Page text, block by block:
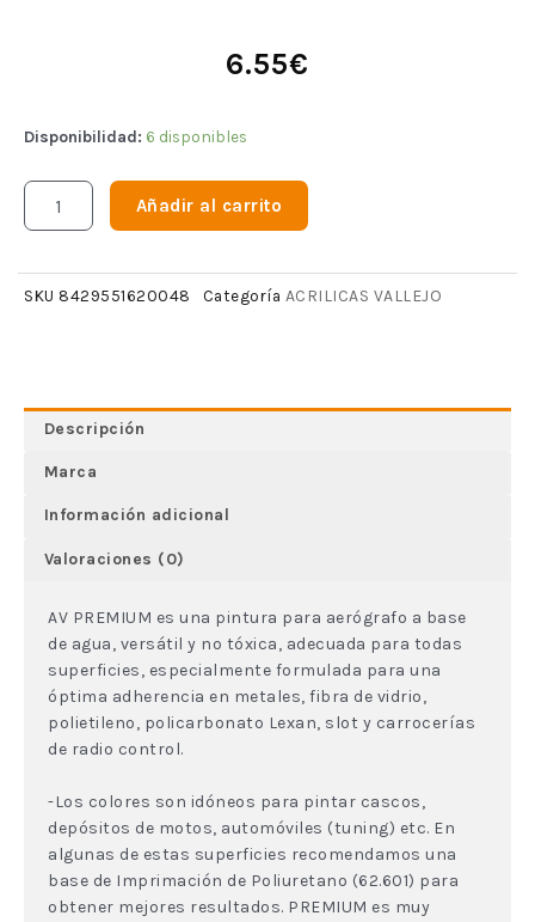
6.55€
Disponibilidad: 6 disponibles
Añadir al carrito
SKU 8429551620048 Categoría ACRILICAS VALLEJO
Descripción
Marca
Información adicional
Valoraciones (0)
AV PREMIUM es una pintura para aerógrafo a base
de agua, versátil y no tóxica, adecuada para todas
superficies, especialmente formulada para una
óptima adherencia en metales, fibra de vidrio,
polietileno, policarbonato Lexan, slot y carrocerías
de radio control.
-Los colores son idóneos para pintar cascos,
depósitos de motos, automóviles (tuning) etc. En
algunas de estas superficies recomendamos una
base de Imprimación de Poliuretano (62.601) para
obtener mejores resultados. PREMIUM es muy